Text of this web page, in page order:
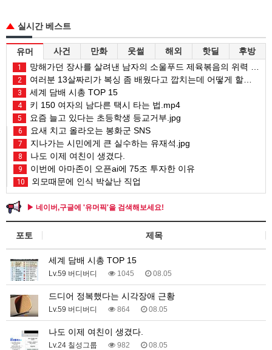
실시간 베스트
유머 사건 만화 웃썰 해외 핫딜 후방
1 망해가던 장사를 살려낸 남자의 소울푸드 제육볶음의 위력 ㅋㅋ
2 여러분 13살짜리가 복싱 좀 배웠다고 깝치는데 어떻게 할까요?
3 세계 담배 시총 TOP 15
4 키 150 여자의 남다른 택시 타는 법.mp4
5 요즘 늘고 있다는 초등학생 등교거부.jpg
6 요새 치고 올라오는 봉화군 SNS
7 지나가는 시민에게 큰 실수하는 유재석.jpg
8 나도 이제 여친이 생겼다.
9 이번에 아마존이 오픈ai에 75조 투자한 이유
10 외모때문에 인식 박살난 직업
▶ 네이버,구글에 '유머픽'을 검색해보세요!
포토 제목
세계 담배 시총 TOP 15
Lv.59 버디버디 1045 08.05
드디어 정복했다는 시각장애 근황
Lv.59 버디버디 864 08.05
나도 이제 여친이 생겼다.
Lv.24 칠성그룹 982 08.05